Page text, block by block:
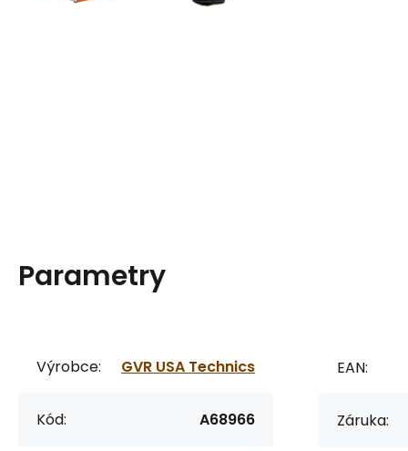
Parametry
Výrobce: GVR USA Technics
Kód: A68966
EAN:
Záruka: